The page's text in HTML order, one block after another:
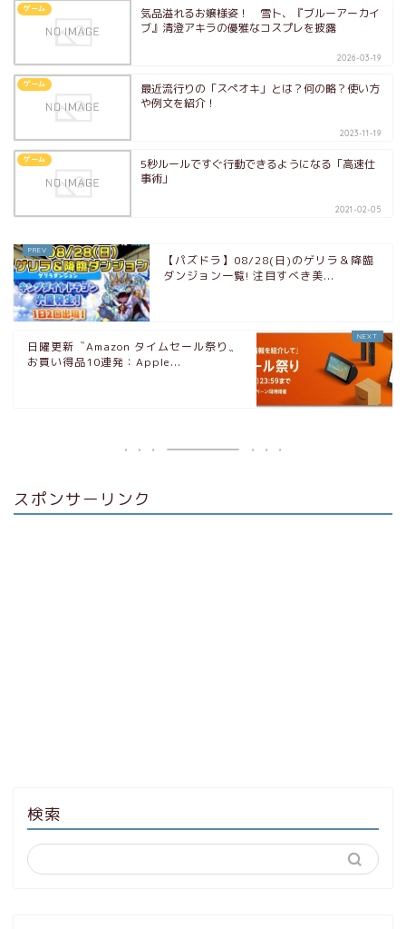
ゲーム
気品溢れるお嬢様姿！ 雪卜、『ブルーアーカイ
ブ』清澄アキラの優雅なコスプレを披露
2026-03-19
ゲーム
最近流行りの「スぺオキ」とは？何の略？使い方
や例文を紹介！
2023-11-19
ゲーム
5秒ルールですぐ行動できるようになる「高速仕
事術」
2021-02-05
【パズドラ】08/28(日)のゲリラ＆降臨
ダンジョン一覧! 注目すべき美...
日曜更新〝Amazon タイムセール祭り〟
お買い得品10連発：Apple...
スポンサーリンク
検索